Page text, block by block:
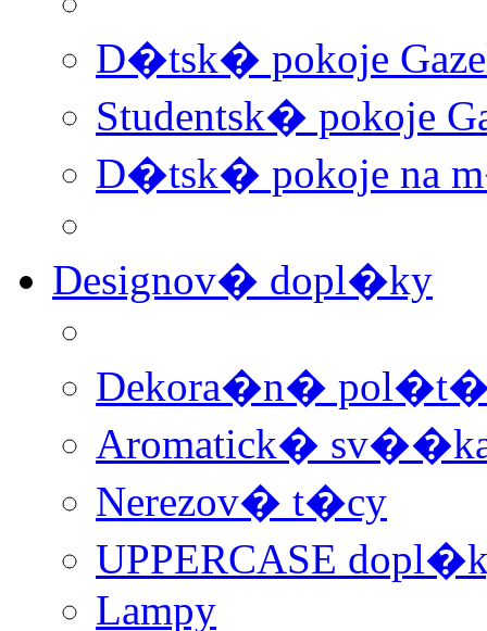
D�tsk� pokoje
Studentsk� pokoje
D�tsk� pokoje na
Designov� dopl�ky
Dekora�n�
Aromatick�
Nerezov� t�cy
UPPERCASE
Lampy